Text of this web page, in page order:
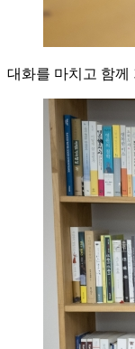
대화를 마치고 함께